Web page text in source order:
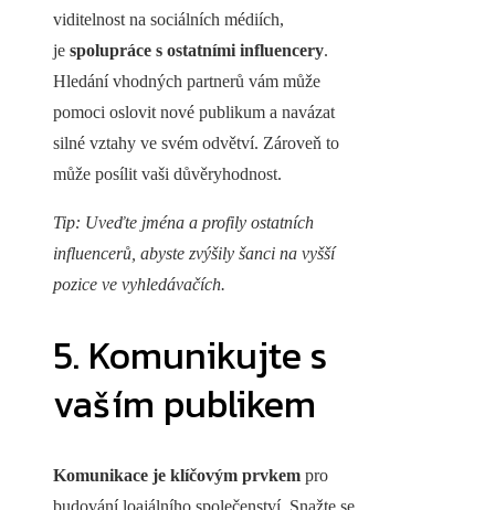
viditelnost na sociálních médiích,
je spolupráce s ostatními influencery.
Hledání vhodných partnerů vám může
pomoci oslovit nové publikum a navázat
silné vztahy ve svém odvětví. Zároveň to
může posílit vaši důvěryhodnost.
Tip: Uveďte jména a profily ostatních
influencerů, abyste zvýšily šanci na vyšší
pozice ve vyhledávačích.
5. Komunikujte s
vaším publikem
Komunikace je klíčovým prvkem pro
budování loajálního společenství. Snažte se